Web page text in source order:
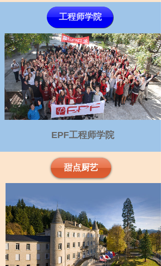
工程师学院
EPF工程师学院
工程师学院
EPF工程师学院
工程师学院
EPF工程师学院
甜点厨艺
甜点厨艺
甜点厨艺